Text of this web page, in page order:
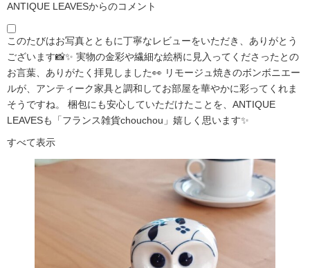
ANTIQUE LEAVESからのコメント
このたびはお写真とともに丁寧なレビューをいただき、ありがとう
ございます📸✨ 実物の金彩や繊細な絵柄に見入ってくださったとの
お言葉、ありがたく拝見しました👀 リモージュ焼きのボンボニエー
ルが、アンティーク家具と調和してお部屋を華やかに彩ってくれま
そうですね。 梱包にも安心していただけたことを、ANTIQUE
LEAVESも「フランス雑貨chouchou」嬉しく思います✨
すべて表示